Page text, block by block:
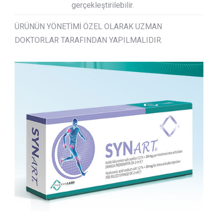
gerçekleştirilebilir.
ÜRÜNÜN YÖNETİMİ ÖZEL OLARAK UZMAN
DOKTORLAR TARAFINDAN YAPILMALIDIR.